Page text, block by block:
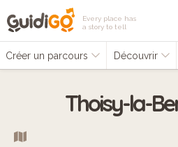
Every place has
a story to tell
Créer un parcours Découvrir
Thoisy-la-